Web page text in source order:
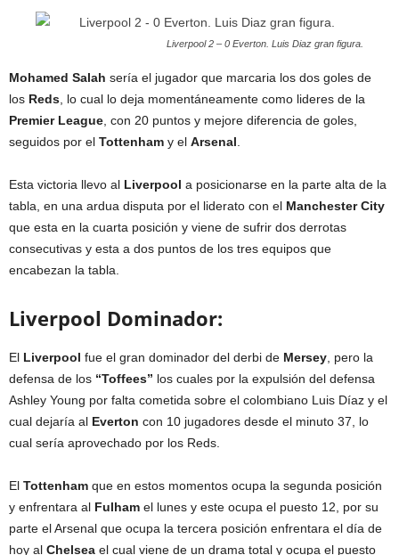
Liverpool 2 – 0 Everton. Luis Diaz gran figura.
Mohamed Salah sería el jugador que marcaria los dos goles de
los Reds , lo cual lo deja momentáneamente como lideres de la
Premier League , con 20 puntos y mejore diferencia de goles,
seguidos por el Tottenham y el Arsenal
Esta victoria llevo al Liverpool a posicionarse en la parte alta de la
tabla, en una ardua disputa por el liderato con el Manchester City
que esta en la cuarta posición y viene de sufrir dos derrotas
consecutivas y esta a dos puntos de los tres equipos que
encabezan la tabla.
Liverpool Dominador:
El Liverpool fue el gran dominador del derbi de Mersey , pero la
defensa de los “Toffees” los cuales por la expulsión del defensa
Ashley Young por falta cometida sobre el colombiano Luis Díaz y el
cual dejaría al Everton con 10 jugadores desde el minuto 37, lo
cual sería aprovechado por los Reds.
El Tottenham que en estos momentos ocupa la segunda posición
y enfrentara al Fulham el lunes y este ocupa el puesto 12, por su
parte el Arsenal que ocupa la tercera posición enfrentara el día de
hoy al Chelsea el cual viene de un drama total y ocupa el puesto